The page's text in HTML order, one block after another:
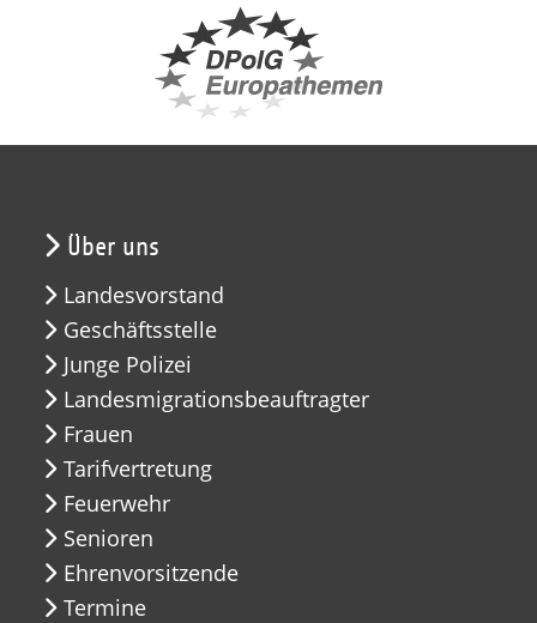
Über uns
Landesvorstand
Geschäftsstelle
Junge Polizei
Landesmigrationsbeauftragter
Frauen
Tarifvertretung
Feuerwehr
Senioren
Ehrenvorsitzende
Termine